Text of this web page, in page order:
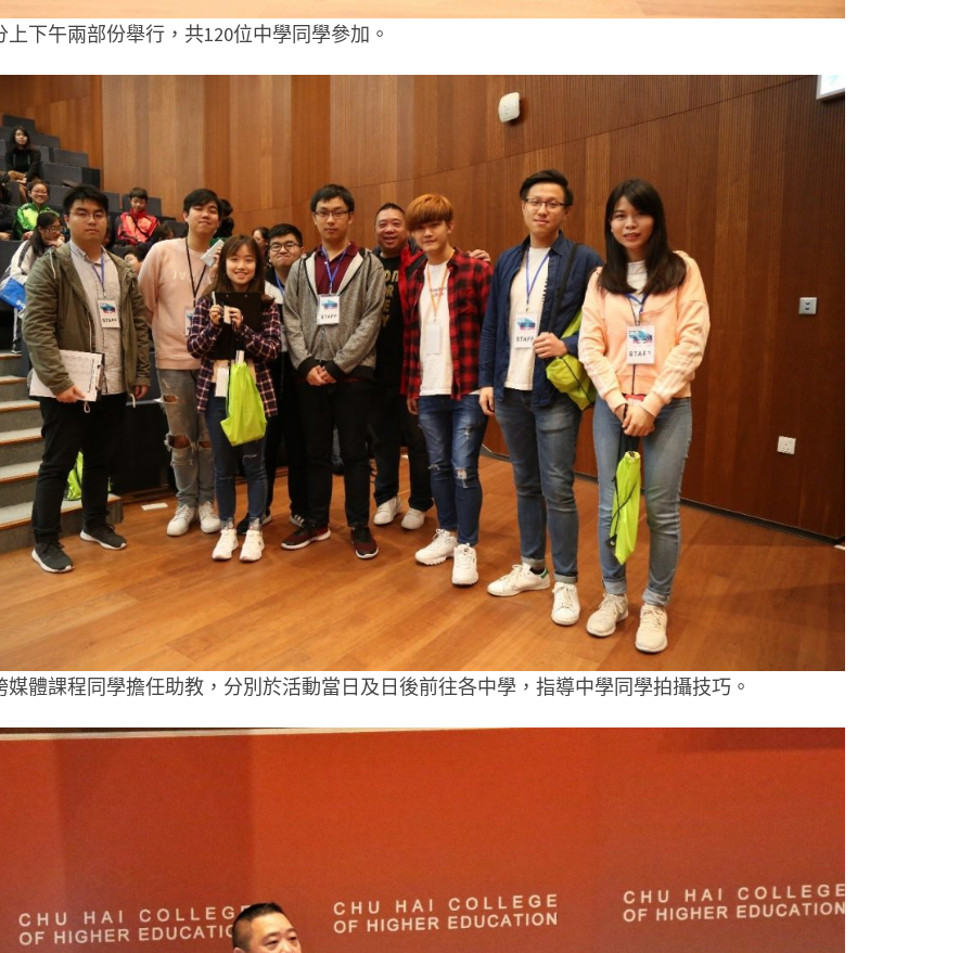
上下午兩部份舉行，共120位中學同學參加。
媒體課程同學擔任助教，分別於活動當日及日後前往各中學，指導中學同學拍攝技巧。